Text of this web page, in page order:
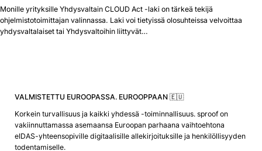
Monille yrityksille Yhdysvaltain CLOUD Act -laki on tärkeä tekijä
ohjelmistotoimittajan valinnassa. Laki voi tietyissä olosuhteissa velvoittaa
yhdysvaltalaiset tai Yhdysvaltoihin liittyvät…
VALMISTETTU EUROOPASSA. EUROOPPAAN 🇪🇺
Korkein turvallisuus ja kaikki yhdessä -toiminnallisuus. sproof on
vakiinnuttamassa asemaansa Euroopan parhaana vaihtoehtona
eIDAS-yhteensopiville digitaalisille allekirjoituksille ja henkilöllisyyden
todentamiselle.